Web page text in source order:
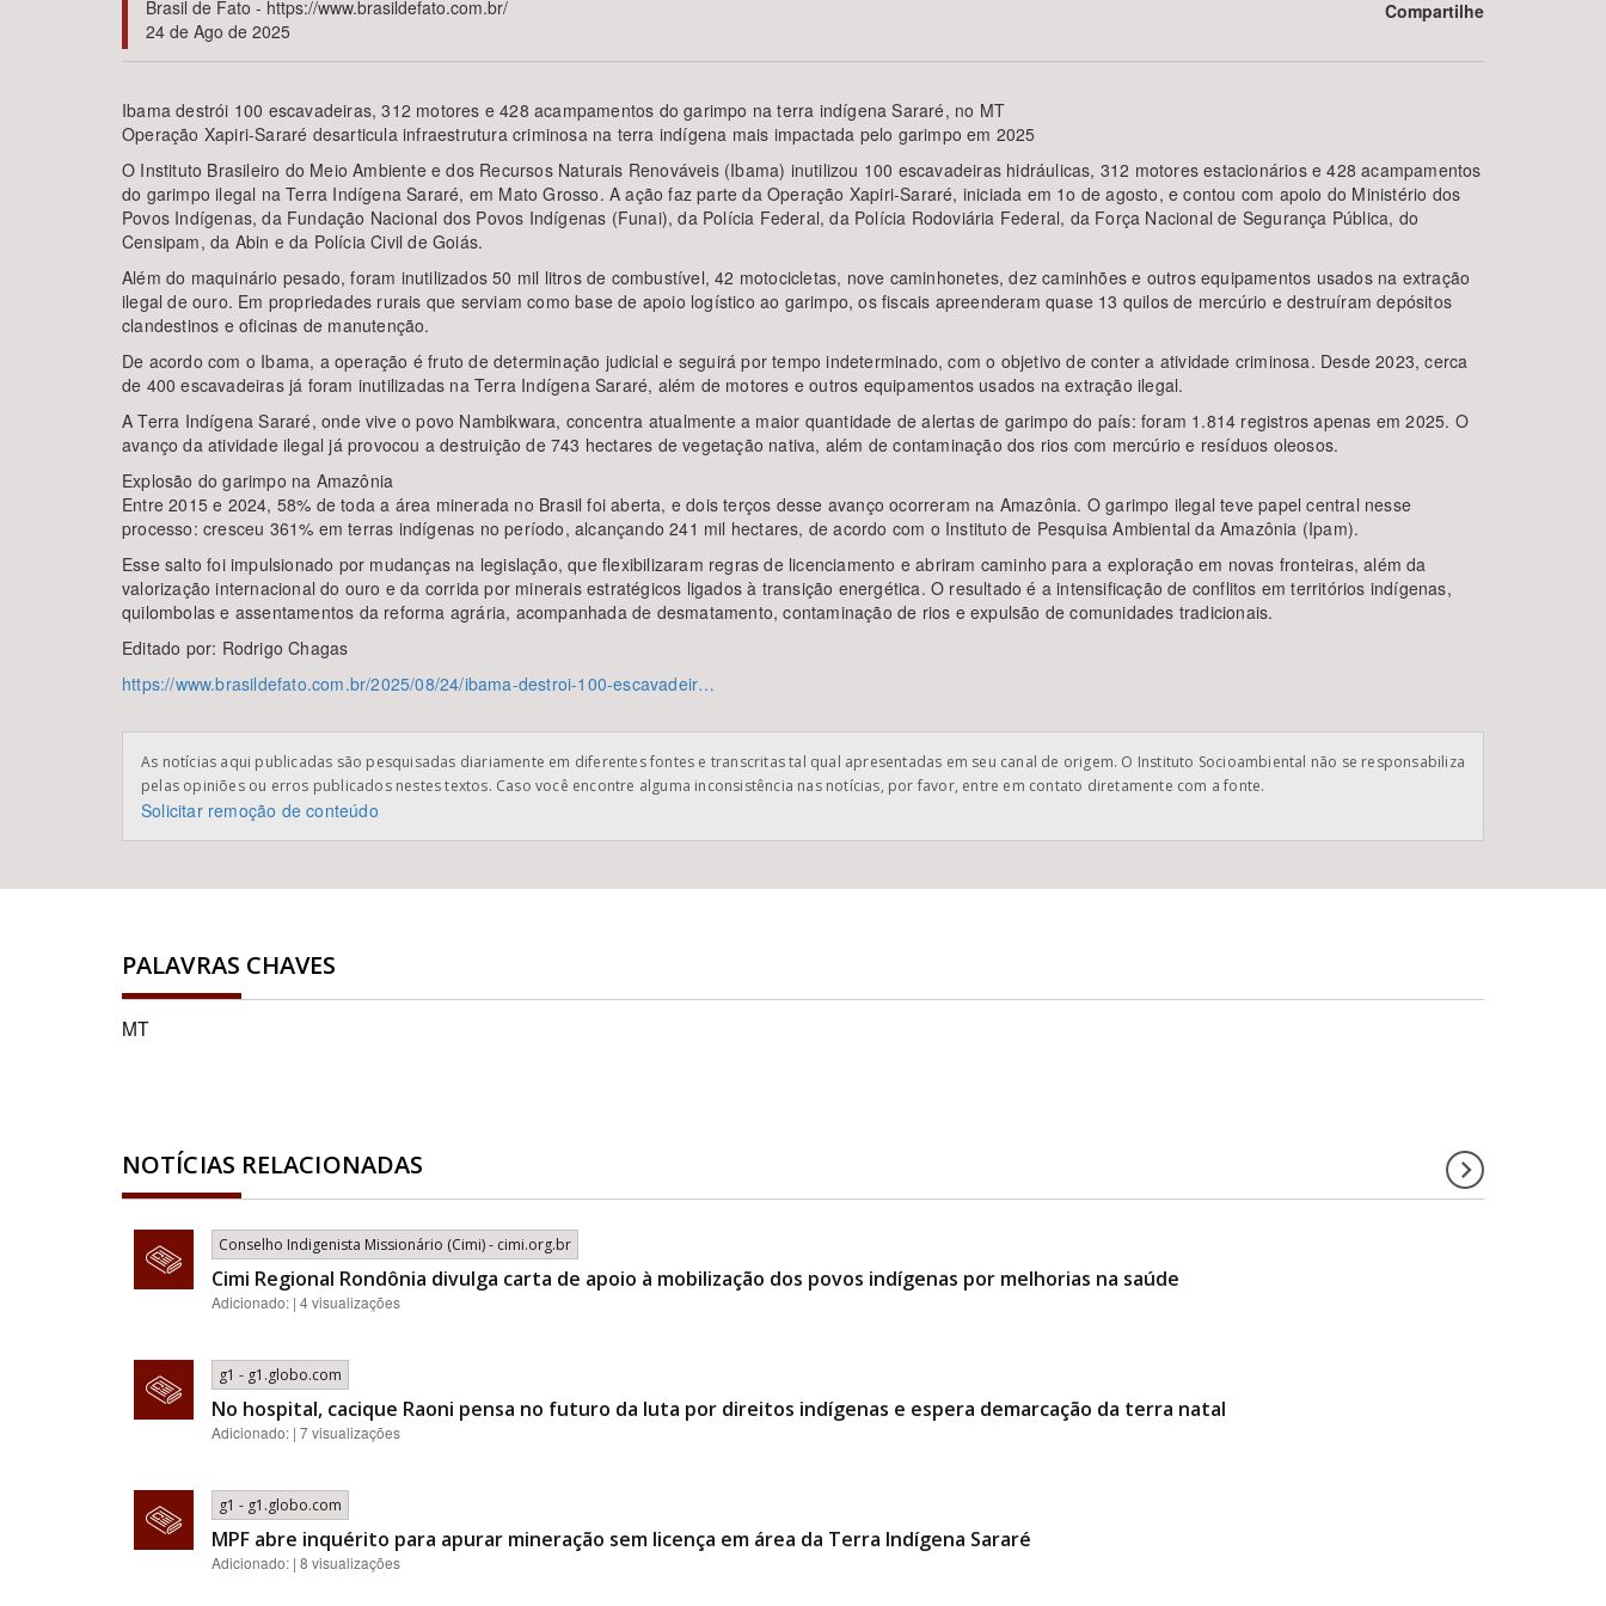
Área de Levantamento Área Protegida
Brasil de Fato - https://www.brasildefato.com.br/
24 de Ago de 2025
Compartilhe
Ibama destrói 100 escavadeiras, 312 motores e 428 acampamentos do garimpo na terra indígena Sararé, no MT
Operação Xapiri-Sararé desarticula infraestrutura criminosa na terra indígena mais impactada pelo garimpo em 2025
O Instituto Brasileiro do Meio Ambiente e dos Recursos Naturais Renováveis (Ibama) inutilizou 100 escavadeiras hidráulicas, 312 motores estacionários e 428 acampamentos
do garimpo ilegal na Terra Indígena Sararé, em Mato Grosso. A ação faz parte da Operação Xapiri-Sararé, iniciada em 1o de agosto, e contou com apoio do Ministério dos
Povos Indígenas, da Fundação Nacional dos Povos Indígenas (Funai), da Polícia Federal, da Polícia Rodoviária Federal, da Força Nacional de Segurança Pública, do
Censipam, da Abin e da Polícia Civil de Goiás.
Além do maquinário pesado, foram inutilizados 50 mil litros de combustível, 42 motocicletas, nove caminhonetes, dez caminhões e outros equipamentos usados na extração
ilegal de ouro. Em propriedades rurais que serviam como base de apoio logístico ao garimpo, os fiscais apreenderam quase 13 quilos de mercúrio e destruíram depósitos
clandestinos e oficinas de manutenção.
De acordo com o Ibama, a operação é fruto de determinação judicial e seguirá por tempo indeterminado, com o objetivo de conter a atividade criminosa. Desde 2023, cerca
de 400 escavadeiras já foram inutilizadas na Terra Indígena Sararé, além de motores e outros equipamentos usados na extração ilegal.
A Terra Indígena Sararé, onde vive o povo Nambikwara, concentra atualmente a maior quantidade de alertas de garimpo do país: foram 1.814 registros apenas em 2025. O
avanço da atividade ilegal já provocou a destruição de 743 hectares de vegetação nativa, além de contaminação dos rios com mercúrio e resíduos oleosos.
Explosão do garimpo na Amazônia
Entre 2015 e 2024, 58% de toda a área minerada no Brasil foi aberta, e dois terços desse avanço ocorreram na Amazônia. O garimpo ilegal teve papel central nesse
processo: cresceu 361% em terras indígenas no período, alcançando 241 mil hectares, de acordo com o Instituto de Pesquisa Ambiental da Amazônia (Ipam).
Esse salto foi impulsionado por mudanças na legislação, que flexibilizaram regras de licenciamento e abriram caminho para a exploração em novas fronteiras, além da
valorização internacional do ouro e da corrida por minerais estratégicos ligados à transição energética. O resultado é a intensificação de conflitos em territórios indígenas,
quilombolas e assentamentos da reforma agrária, acompanhada de desmatamento, contaminação de rios e expulsão de comunidades tradicionais.
Editado por: Rodrigo Chagas
https://www.brasildefato.com.br/2025/08/24/ibama-destroi-100-escavadeir…
As notícias aqui publicadas são pesquisadas diariamente em diferentes fontes e transcritas tal qual apresentadas em seu canal de origem. O Instituto Socioambiental não se responsabiliza
pelas opiniões ou erros publicados nestes textos. Caso você encontre alguma inconsistência nas notícias, por favor, entre em contato diretamente com a fonte.
Solicitar remoção de conteúdo
PALAVRAS CHAVES
MT
NOTÍCIAS RELACIONADAS
Conselho Indigenista Missionário (Cimi) - cimi.org.br
Cimi Regional Rondônia divulga carta de apoio à mobilização dos povos indígenas por melhorias na saúde
Adicionado: | 4 visualizações
g1 - g1.globo.com
No hospital, cacique Raoni pensa no futuro da luta por direitos indígenas e espera demarcação da terra natal
Adicionado: | 7 visualizações
g1 - g1.globo.com
MPF abre inquérito para apurar mineração sem licença em área da Terra Indígena Sararé
Adicionado: | 8 visualizações